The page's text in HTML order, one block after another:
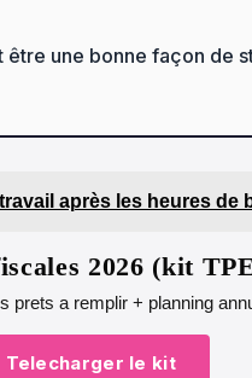
une bonne façon de
après les heures de
2026 (kit
prets a remplir + planning
Telecharger le kit